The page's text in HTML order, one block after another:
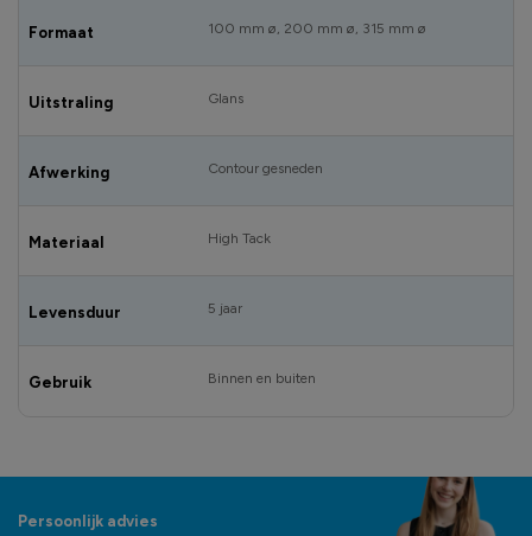
Formaat 100 mm ø, 200 mm ø, 315 mm ø
Uitstraling Glans
Afwerking Contour gesneden
Materiaal High Tack
Levensduur 5 jaar
Gebruik Binnen en buiten
Persoonlijk advies